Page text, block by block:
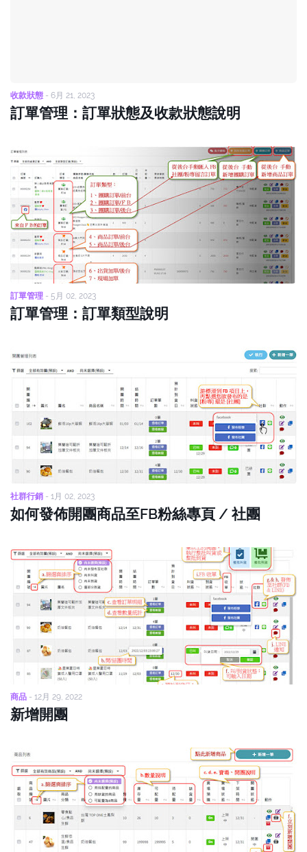
收款狀態 - 6月 21, 2023
訂單管理：訂單狀態及收款狀態說明
訂單管理 - 5月 02, 2023
訂單管理：訂單類型說明
社群行銷 - 1月 02, 2023
如何發佈開團商品至FB粉絲專頁 / 社團
商品 - 12月 29, 2022
新增開團